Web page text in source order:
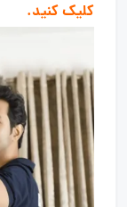
کلیک کنید.